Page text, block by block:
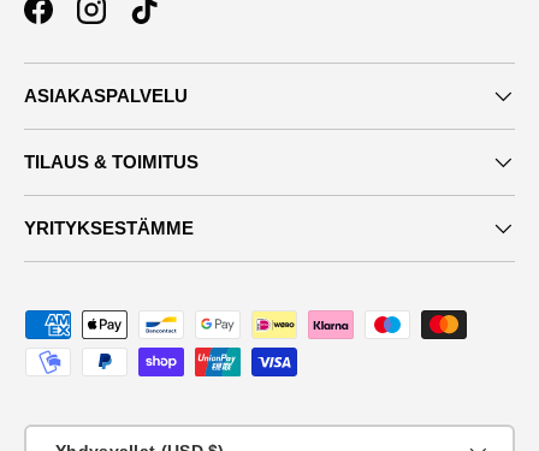
FacebookInstagramTikTok
ASIAKASPALVELU
TILAUS & TOIMITUS
YRITYKSESTÄMME
Maksutavat